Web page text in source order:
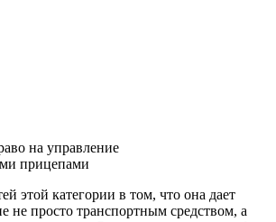
на управление
прицепами
этой категории в том, что она дает
не просто транспортным средством, а